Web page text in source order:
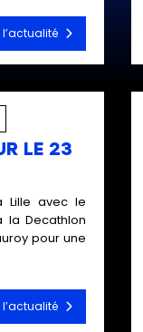
l’actualité
LE 23
Lille avec le
à la Decathlon
pour une
l’actualité